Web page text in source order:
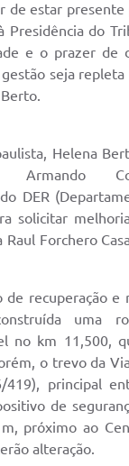
de estar presente
Presidência do
e o prazer de
seja repleta
Helena
Armando
DER
solicitar
Raul Forchero
recuperação e
uma
no km 11,500,
o trevo da
419), principal
de
próximo ao
alteração.